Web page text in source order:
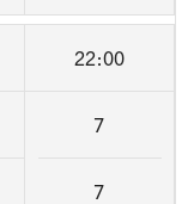
22:00
7
7